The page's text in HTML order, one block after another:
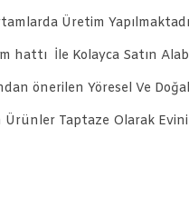
Üretim
hattı İle Kolayca Satın
önerilen Yöresel Ve
Taptaze Olarak